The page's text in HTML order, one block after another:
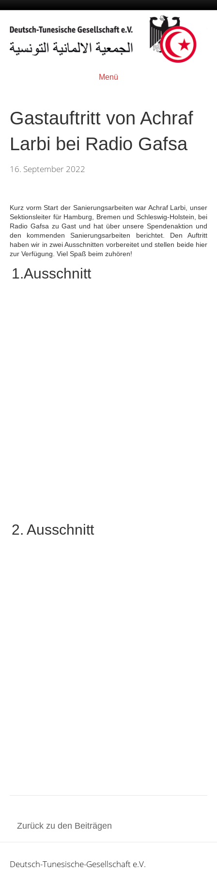
Menü
Gastauftritt von Achraf
Larbi bei Radio Gafsa
16. September 2022
Kurz vorm Start der Sanierungsarbeiten war Achraf Larbi, unser
Sektionsleiter für Hamburg, Bremen und Schleswig-Holstein, bei
Radio Gafsa zu Gast und hat über unsere Spendenaktion und
den kommenden Sanierungsarbeiten berichtet. Den Auftritt
haben wir in zwei Ausschnitten vorbereitet und stellen beide hier
zur Verfügung. Viel Spaß beim zuhören!
1.Ausschnitt
2. Ausschnitt
Zurück zu den Beiträgen
Deutsch-Tunesische-Gesellschaft e.V.